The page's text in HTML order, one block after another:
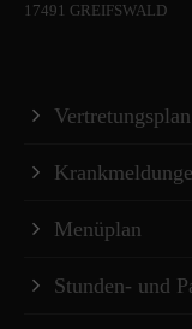
17491 GREIFSWALD
Vertretungsplan
Menüplan
Stunden- und